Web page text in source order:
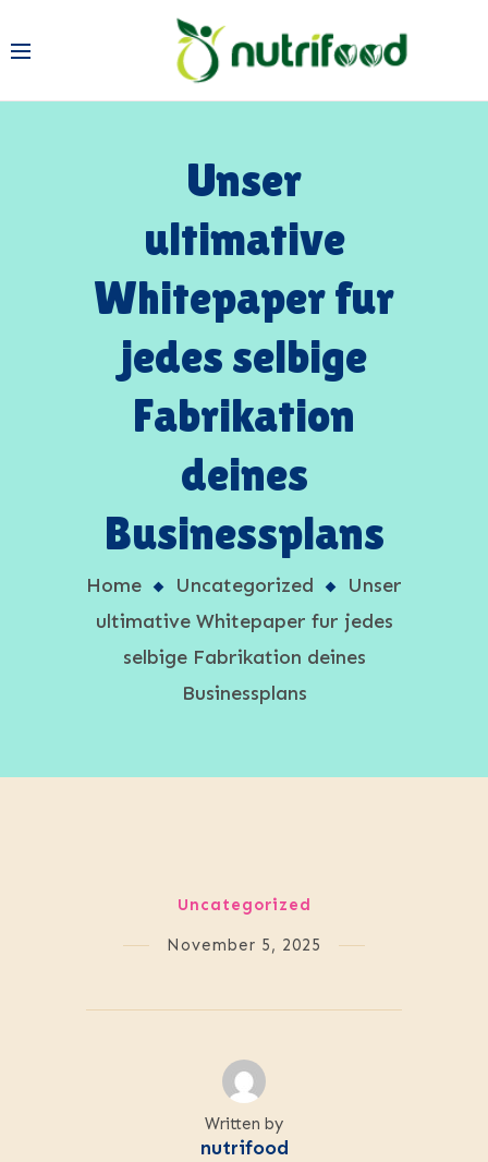
Unser
ultimative
Whitepaper fur
jedes selbige
Fabrikation
deines
Businessplans
Home Uncategorized
Unser
ultimative Whitepaper fur jedes
selbige Fabrikation deines
Businessplans
Uncategorized
November 5, 2025
Written by
nutrifood